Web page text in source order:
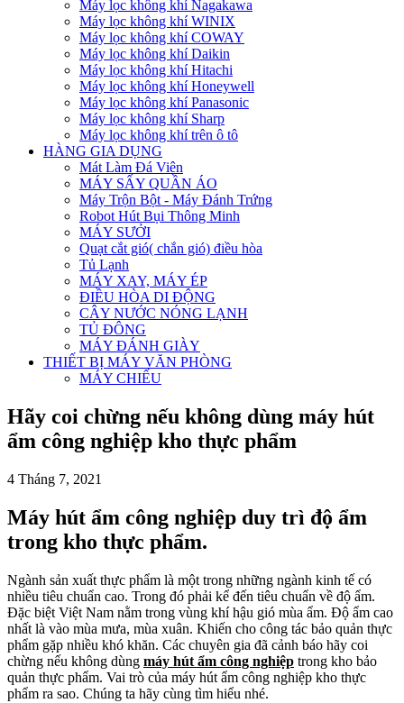
Máy lọc không khí Nagakawa
Máy lọc không khí WINIX
Máy lọc không khí COWAY
Máy lọc không khí Daikin
Máy lọc không khí Hitachi
Máy lọc không khí Honeywell
Máy lọc không khí Panasonic
Máy lọc không khí Sharp
Máy lọc không khí trên ô tô
HÀNG GIA DỤNG
Mát Làm Đá Viên
MÁY SẤY QUẦN ÁO
Máy Trộn Bột - Máy Đánh Trứng
Robot Hút Bụi Thông Minh
MÁY SƯỞI
Quạt cắt gió( chắn gió) điều hòa
Tủ Lạnh
MÁY XAY, MÁY ÉP
ĐIỀU HÒA DI ĐỘNG
CÂY NƯỚC NÓNG LẠNH
TỦ ĐÔNG
MÁY ĐÁNH GIÀY
THIẾT BỊ MÁY VĂN PHÒNG
MÁY CHIẾU
Hãy coi chừng nếu không dùng máy hút
ẩm công nghiệp kho thực phẩm
4 Tháng 7, 2021
Máy hút ẩm công nghiệp duy trì độ ẩm
trong kho thực phẩm.
Ngành sản xuất thực phẩm là một trong những ngành kinh tế có
nhiều tiêu chuẩn cao. Trong đó phải kể đến tiêu chuẩn về độ ẩm.
Đặc biệt Việt Nam nằm trong vùng khí hậu gió mùa ẩm. Độ ẩm cao
nhất là vào mùa mưa, mùa xuân. Khiến cho công tác bảo quản thực
phẩm gặp nhiều khó khăn. Các chuyên gia đã cảnh báo hãy coi
chừng nếu không dùng máy hút ẩm công nghiệp trong kho bảo
quản thực phẩm. Vai trò của máy hút ẩm công nghiệp kho thực
phẩm ra sao. Chúng ta hãy cùng tìm hiểu nhé.